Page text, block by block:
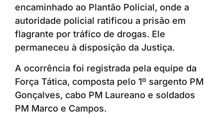
encaminhado ao Plantão Policial, onde a
autoridade policial ratificou a prisão em
flagrante por tráfico de drogas. Ele
permaneceu à disposição da Justiça.
A ocorrência foi registrada pela equipe da
Força Tática, composta pelo 1º sargento PM
Gonçalves, cabo PM Laureano e soldados
PM Marco e Campos.